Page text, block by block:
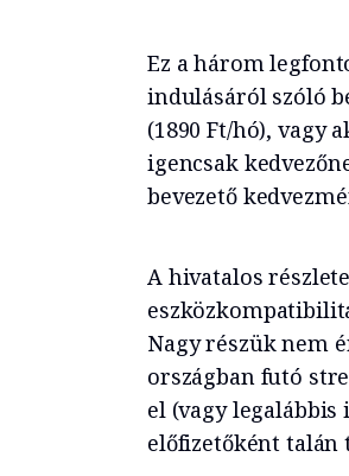
Ez a három
indulásáról szóló
(1890 Ft/hó), vagy
igencsak
bevezető
A hivatalos
Nagy részük nem
országban futó
el (vagy legalábbis
előfizetőként talán